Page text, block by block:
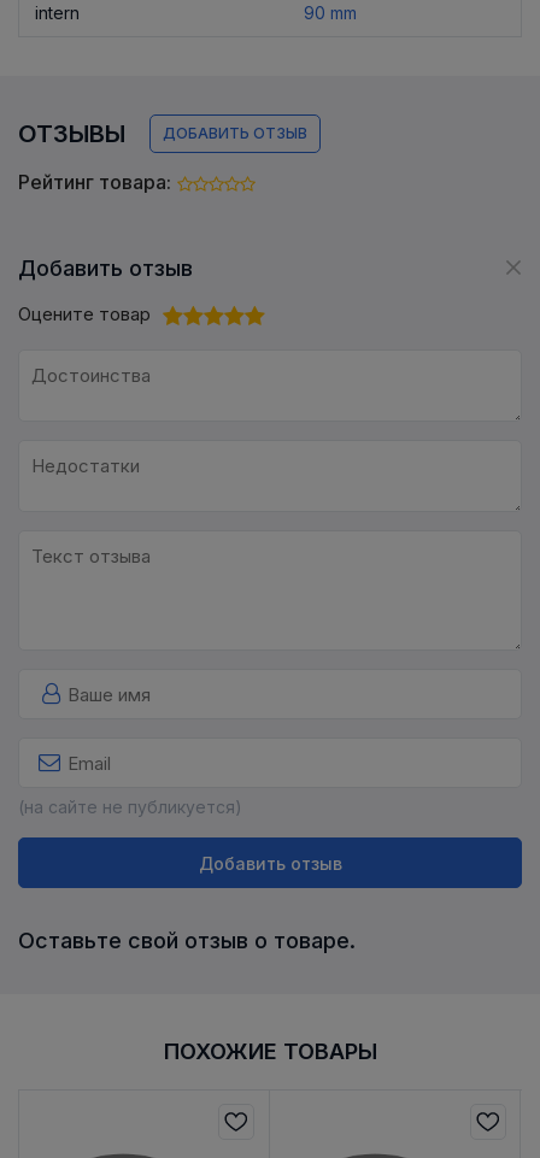
intern 90 mm
ОТЗЫВЫ ДОБАВИТЬ ОТЗЫВ
Рейтинг товара:
Добавить отзыв
Оцените товар
(на сайте не публикуется)
Добавить отзыв
Оставьте свой отзыв о товаре.
ПОХОЖИЕ ТОВАРЫ